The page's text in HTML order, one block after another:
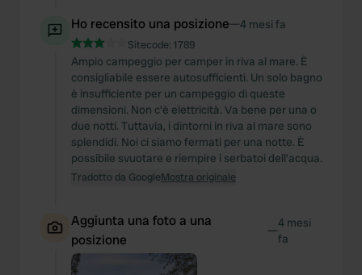
Ho recensito una posizione—4 mesi fa
Sitecode: 1789
Ampio campeggio per camper in riva al mare. È
consigliabile essere autosufficienti. Un solo bagno
è insufficiente per un campeggio di queste
dimensioni. Non c'è elettricità. Va bene per una o
due notti. Tuttavia, i dintorni in riva al mare sono
splendidi. Noi ci siamo fermati per una notte. È
possibile svuotare e riempire i serbatoi dell'acqua.
Tradotto da GoogleMostra originale
Aggiunta una foto a una
posizione
—4 mesi
fa